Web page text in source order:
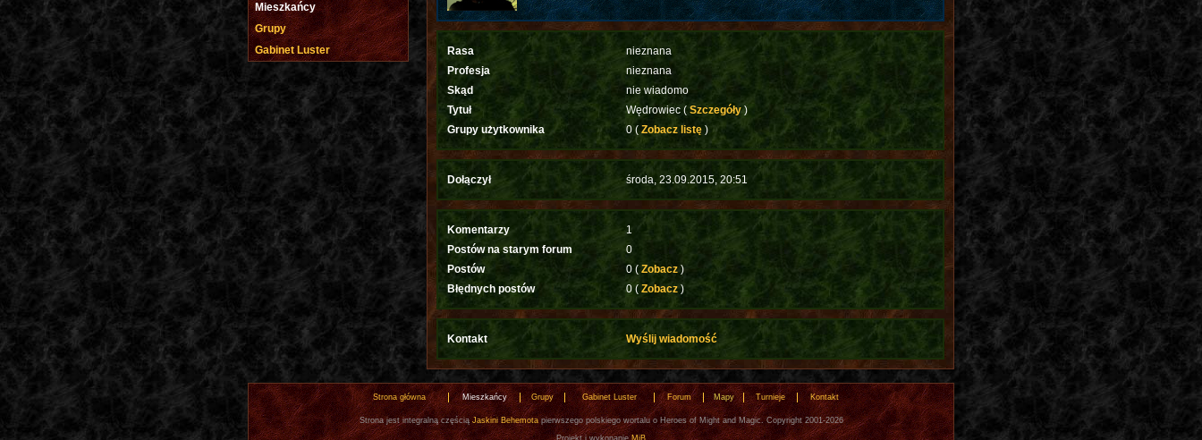
Rasa
nieznana
Profesja
nieznana
Skąd
nie wiadomo
Tytuł
Wędrowiec ( Szczegóły)
Grupy użytkownika
0 (Zobacz listę )
Dołączył środa, 23.09.2015, 20:51
Komentarzy
1
Postów na starym forum
0
Postów
0 ( Zobacz )
Błędnych postów
0 ( Zobacz )
Kontakt Wyślij wiadomość
Mieszkańcy
Grupy
Gabinet Luster
Strona główna Mieszkańcy Grupy Gabinet Luster Forum Mapy Turnieje Kontakt
Strona jest integralną częścią Jaskini Behemotapierwszego polskiego wortalu o Heroes of Might and Magic. Copyright 2001-2026
Projekt i wykonanie MiB